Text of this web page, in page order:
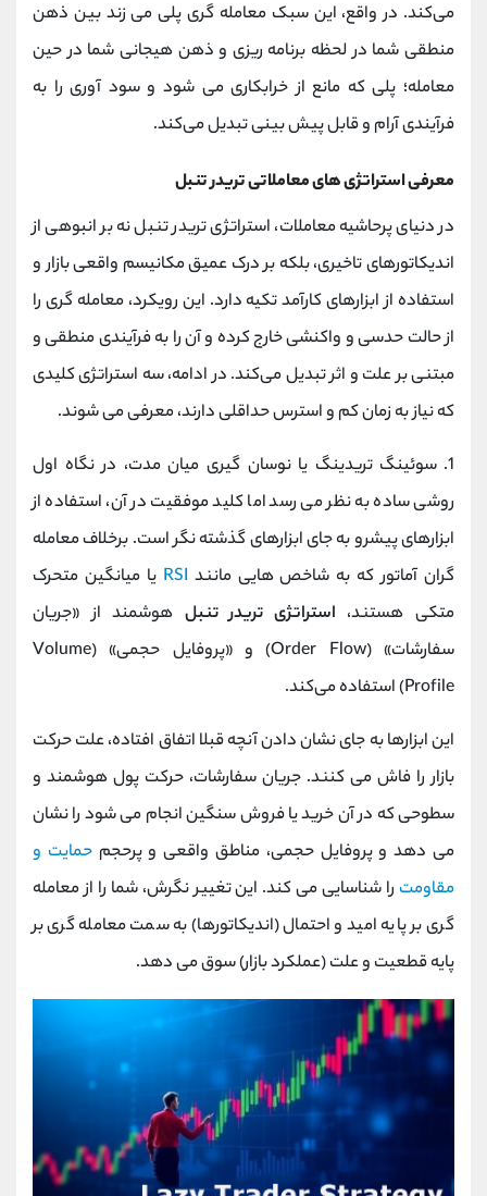
می‌کند. در واقع، این سبک معامله ‌گری پلی می ‌زند بین ذهن
منطقی شما در لحظه برنامه ‌ریزی و ذهن هیجانی شما در حین
معامله؛ پلی که مانع از خرابکاری می ‌شود و سود آوری را به
فرآیندی آرام و قابل پیش ‌بینی تبدیل می‌کند.
معرفی استراتژی های معاملاتی تریدر تنبل
در دنیای پرحاشیه معاملات، استراتژی تریدر تنبل نه بر انبوهی از
اندیکاتورهای تاخیری، بلکه بر درک عمیق مکانیسم واقعی بازار و
استفاده از ابزارهای کارآمد تکیه دارد. این رویکرد، معامله‌ گری را
از حالت حدسی و واکنشی خارج کرده و آن را به فرآیندی منطقی و
مبتنی بر علت و اثر تبدیل می‌کند. در ادامه، سه استراتژی کلیدی
که نیاز به زمان کم و استرس حداقلی دارند، معرفی می ‌شوند.
1. سوئینگ تریدینگ یا نوسان گیری میان‌ مدت، در نگاه اول
روشی ساده به نظر می ‌رسد اما کلید موفقیت در آن، استفاده از
ابزارهای پیشرو به جای ابزارهای گذشته‌ نگر است. برخلاف معامله‌
گران آماتور که به شاخص ‌هایی مانند RSI یا میانگین متحرک
متکی هستند، استراتژی تریدر تنبل هوشمند از «جریان
سفارشات» (Order Flow) و «پروفایل حجمی» (Volume
Profile) استفاده می‌کند.
این ابزارها به جای نشان دادن آنچه قبلا اتفاق افتاده، علت حرکت
بازار را فاش می ‌کنند. جریان سفارشات، حرکت پول هوشمند و
سطوحی که در آن خرید یا فروش سنگین انجام می ‌شود را نشان
می ‌دهد و پروفایل حجمی، مناطق واقعی و پرحجمحمایت و
مقاومت را شناسایی می کند. این تغییر نگرش، شما را از معامله‌
گری بر پایه امید و احتمال (اندیکاتورها) به سمت معامله ‌گری بر
پایه قطعیت و علت (عملکرد بازار) سوق می‌ دهد.